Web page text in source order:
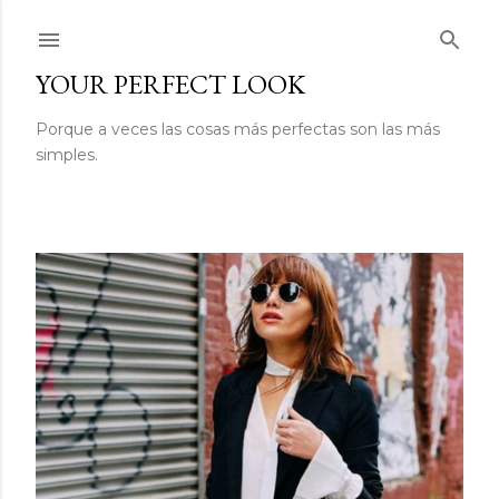
YOUR PERFECT LOOK
Porque a veces las cosas más perfectas son las más
simples.
E
n
t
r
a